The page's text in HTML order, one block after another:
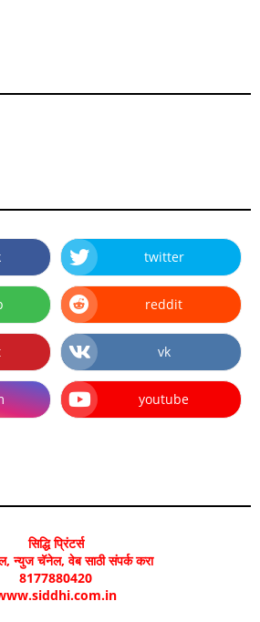
twitter
reddit
vk
youtube
सिद्धि प्रिंटर्स
न्युज चॅनेल, वेब साठी संपर्क करा
8177880420